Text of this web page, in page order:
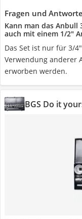
Fragen und
Kann man das Anbull
auch mit einem 1/2"
Das Set ist nur für 3/
Verwendung anderer
erworben werden.
BGS Do it